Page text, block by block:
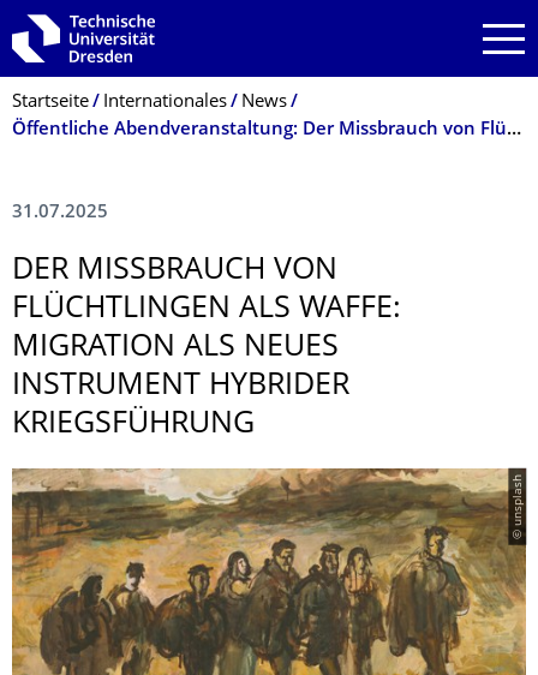
Zur Hauptnavigation springen
Zur Suche springen
Zum Inhalt springen
Breadcrumb-Menü
Startseite Internationales
News
Öffentliche Abendveranstaltung: Der Missbrauch von Flüchtlingen als Waffe
31.07.2025
DER MISSBRAUCH VON
FLÜCHTLINGEN ALS WAFFE:
MIGRATION ALS NEUES
INSTRUMENT HYBRIDER
KRIEGSFÜHRUNG
© unsplash